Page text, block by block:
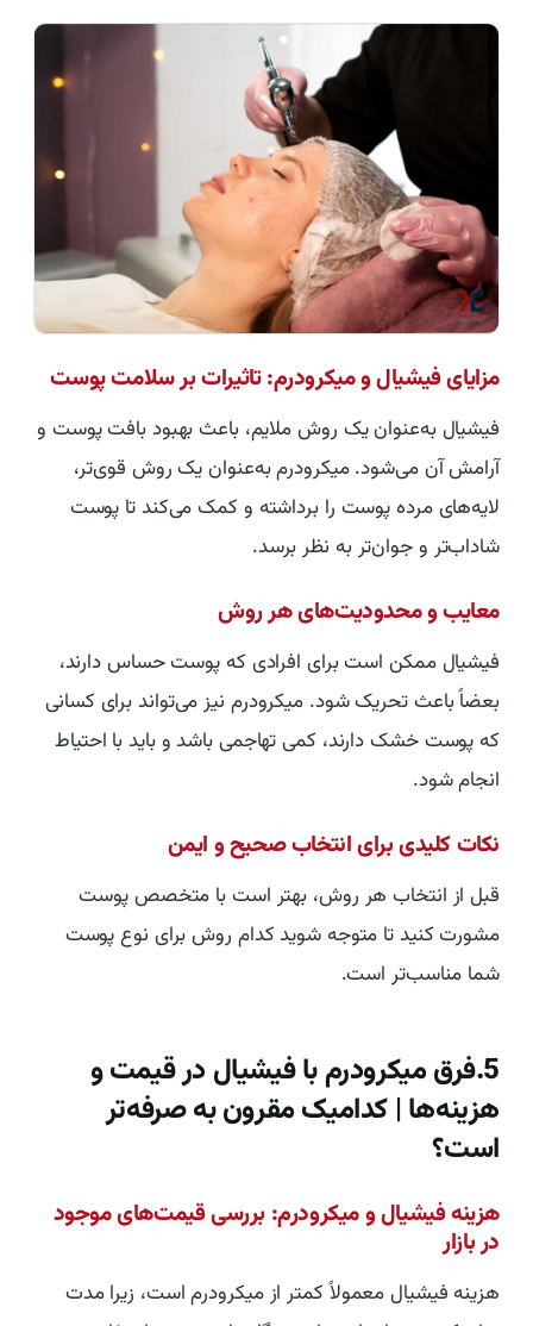
مزایای فیشیال و میکرودرم: تاثیرات بر سلامت پوست
فیشیال به‌عنوان یک روش ملایم، باعث بهبود بافت پوست و
آرامش آن می‌شود. میکرودرم به‌عنوان یک روش قوی‌تر،
لایه‌های مرده پوست را برداشته و کمک می‌کند تا پوست
شاداب‌تر و جوان‌تر به نظر برسد.
معایب و محدودیت‌های هر روش
فیشیال ممکن است برای افرادی که پوست حساس دارند،
بعضاً باعث تحریک شود. میکرودرم نیز می‌تواند برای کسانی
که پوست خشک دارند، کمی تهاجمی باشد و باید با احتیاط
انجام شود.
نکات کلیدی برای انتخاب صحیح و ایمن
قبل از انتخاب هر روش، بهتر است با متخصص پوست
مشورت کنید تا متوجه شوید کدام روش برای نوع پوست
شما مناسب‌تر است.
5.فرق میکرودرم با فیشیال در قیمت و
هزینه‌ها | کدامیک مقرون به صرفه‌تر
است؟
هزینه فیشیال و میکرودرم: بررسی قیمت‌های موجود
در بازار
هزینه فیشیال معمولاً کمتر از میکرودرم است، زیرا مدت